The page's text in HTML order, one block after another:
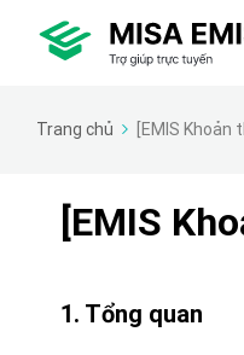
Trang chủ [EMIS Khoản
[EMIS
1. Tổng quan